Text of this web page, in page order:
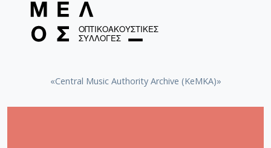
«Central Music Authority Archive (KeMKA)»